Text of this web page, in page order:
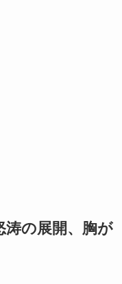
涛の展開、胸が